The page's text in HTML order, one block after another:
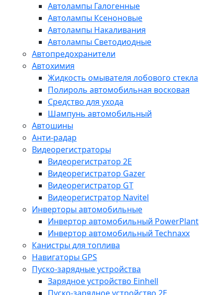
Автолампы Галогенные
Автолампы Ксеноновые
Автолампы Накаливания
Автолампы Светодиодные
Автопредохранители
Автохимия
Жидкость омывателя лобового стекла
Полироль автомобильная восковая
Средство для ухода
Шампунь автомобильный
Автошины
Анти-радар
Видеорегистраторы
Видеорегистратор 2E
Видеорегистратор Gazer
Видеорегистратор GT
Видеорегистратор Navitel
Инверторы автомобильные
Инвертор автомобильный PowerPlant
Инвертор автомобильный Technaxx
Канистры для топлива
Навигаторы GPS
Пуско-зарядные устройства
Зарядное устройство Einhell